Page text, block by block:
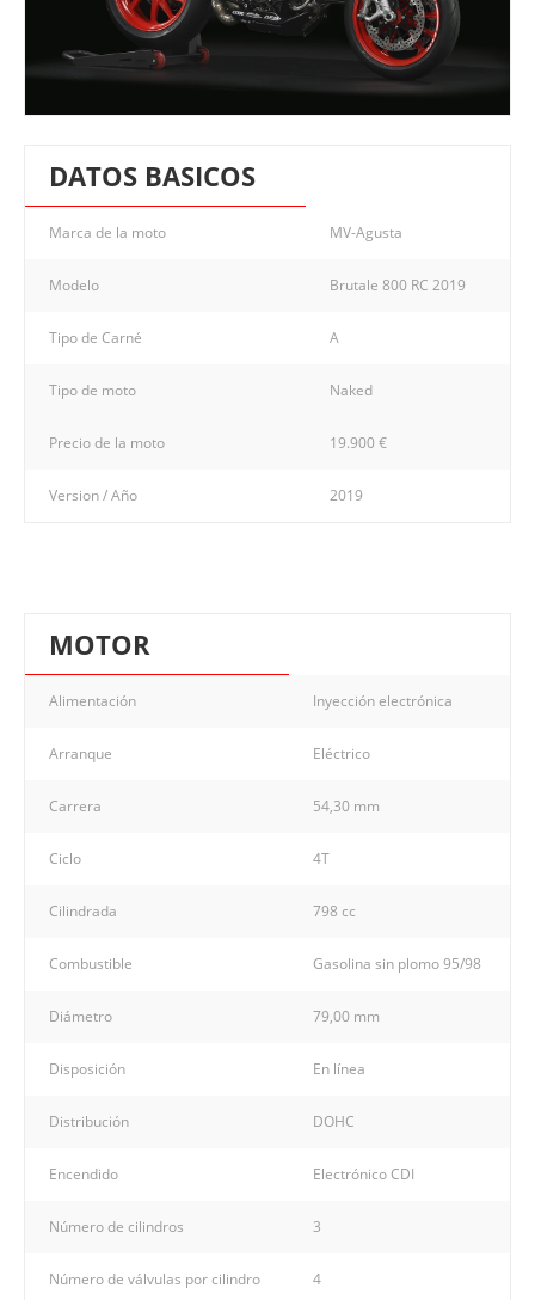
DATOS BASICOS
Marca de la moto MV-Agusta
Modelo Brutale 800 RC 2019
Tipo de Carné A
Tipo de moto Naked
Precio de la moto 19.900 €
Version / Año 2019
MOTOR
Alimentación Inyección electrónica
Arranque Eléctrico
Carrera 54,30 mm
Ciclo 4T
Cilindrada 798 cc
Combustible Gasolina sin plomo 95/98
Diámetro 79,00 mm
Disposición En línea
Distribución DOHC
Encendido Electrónico CDI
Número de cilindros 3
Número de válvulas por cilindro 4